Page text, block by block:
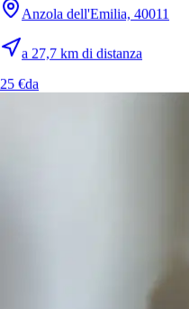
Anzola dell'Emilia, 40011
a 27,7 km di distanza
25 €da